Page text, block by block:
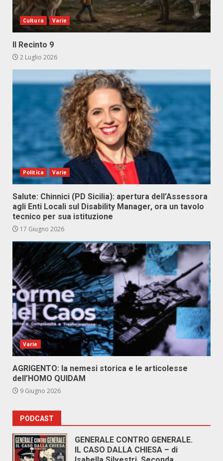
Cultura Varie
Il Recinto 9
2 Luglio 2026
Politica Varie
Salute: Chinnici (PD Sicilia): apertura dell’Assessora
agli Enti Locali sul Disability Manager, ora un tavolo
tecnico per sua istituzione
17 Giugno 2026
Varie
AGRIGENTO: la nemesi storica e le articolesse
dell’HOMO QUIDAM
9 Giugno 2026
PODCAST
GENERALE CONTRO GENERALE.
IL CASO DALLA CHIESA – di